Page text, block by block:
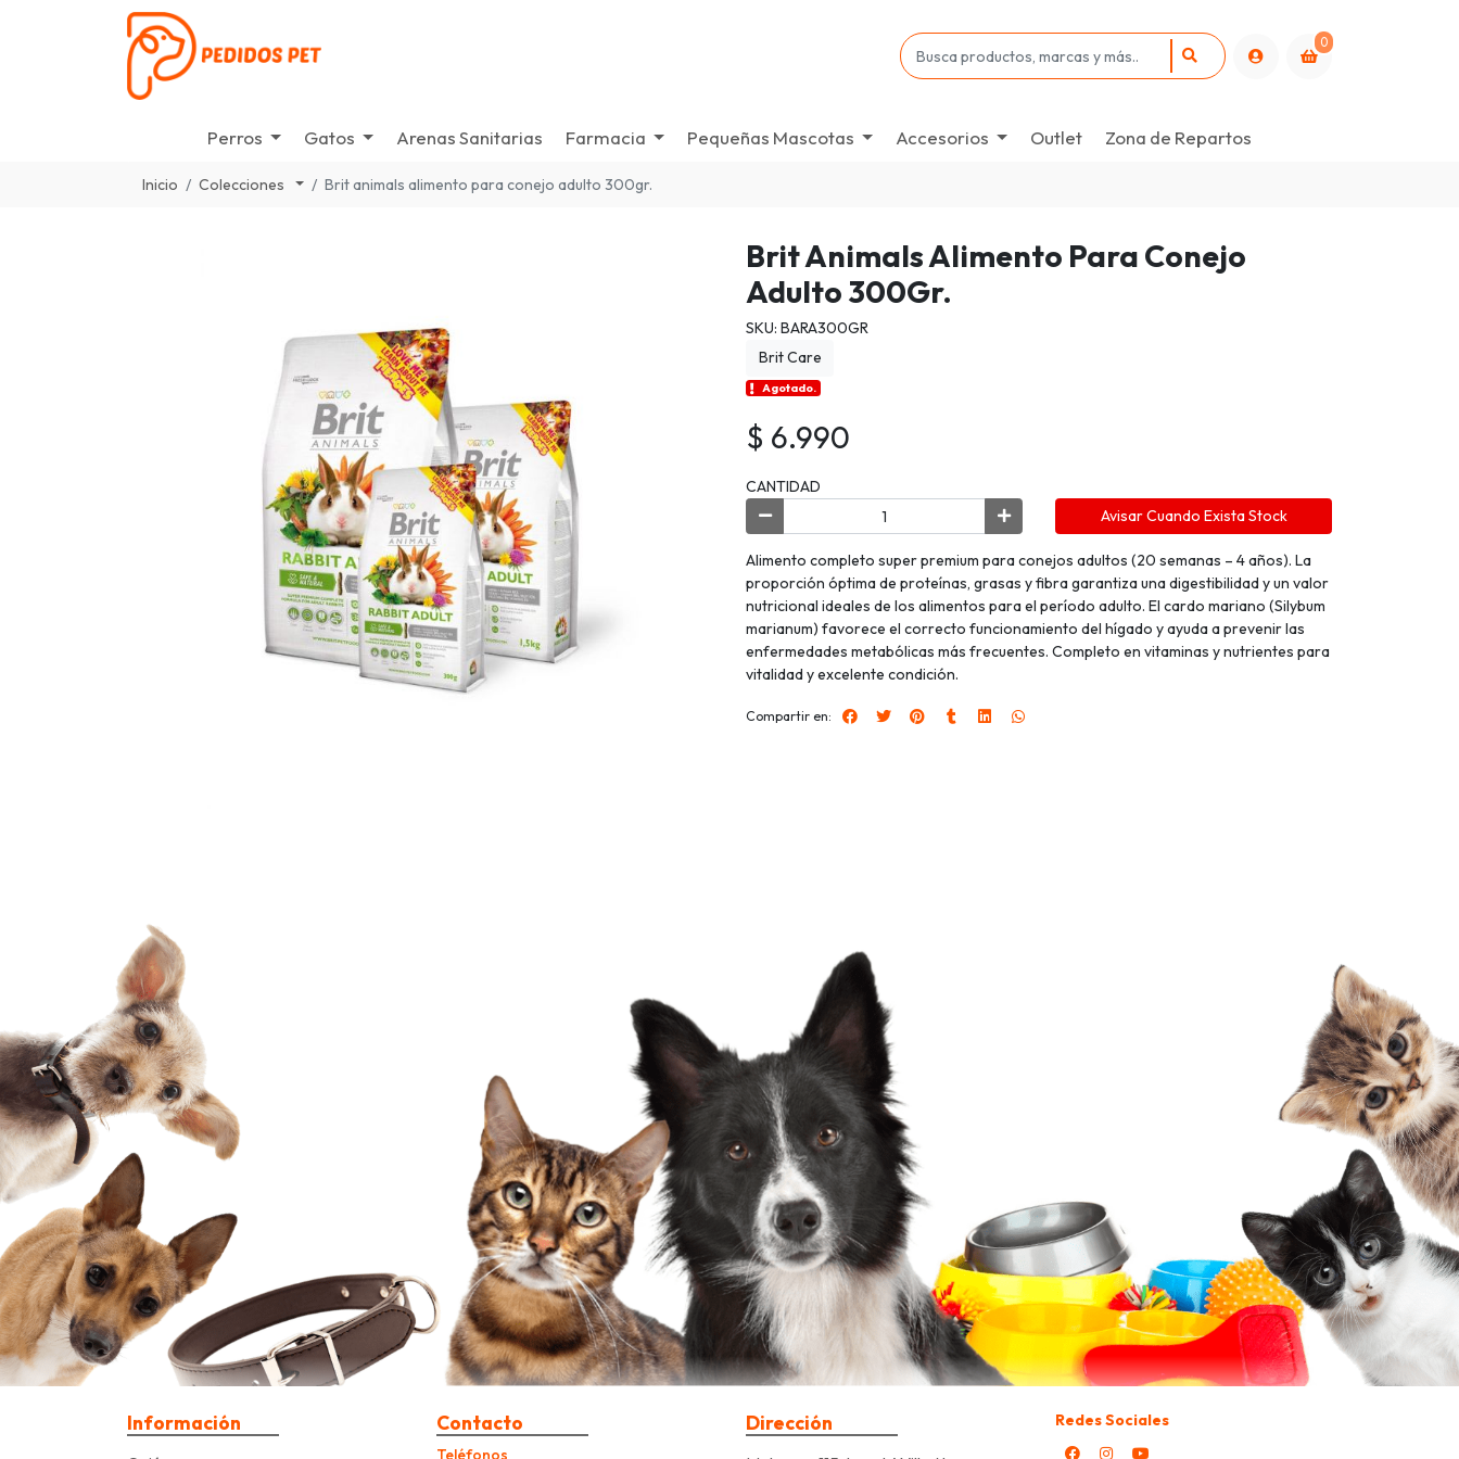
0
Perros Gatos Arenas Sanitarias Farmacia Pequeñas Mascotas Accesorios Outlet Zona de Repartos
Inicio Colecciones Brit animals alimento para conejo adulto 300gr.
Brit Animals Alimento Para Conejo
Adulto 300Gr.
SKU: BARA300GR
Brit Care
Agotado.
$ 6.990
CANTIDAD
Avisar Cuando Exista Stock
Alimento completo super premium para conejos adultos (20 semanas – 4 años). La
proporción óptima de proteínas, grasas y fibra garantiza una digestibilidad y un valor
nutricional ideales de los alimentos para el período adulto. El cardo mariano (Silybum
marianum) favorece el correcto funcionamiento del hígado y ayuda a prevenir las
enfermedades metabólicas más frecuentes. Completo en vitaminas y nutrientes para
vitalidad y excelente condición.
Compartir en:
Información Contacto
Teléfonos
Dirección Redes Sociales